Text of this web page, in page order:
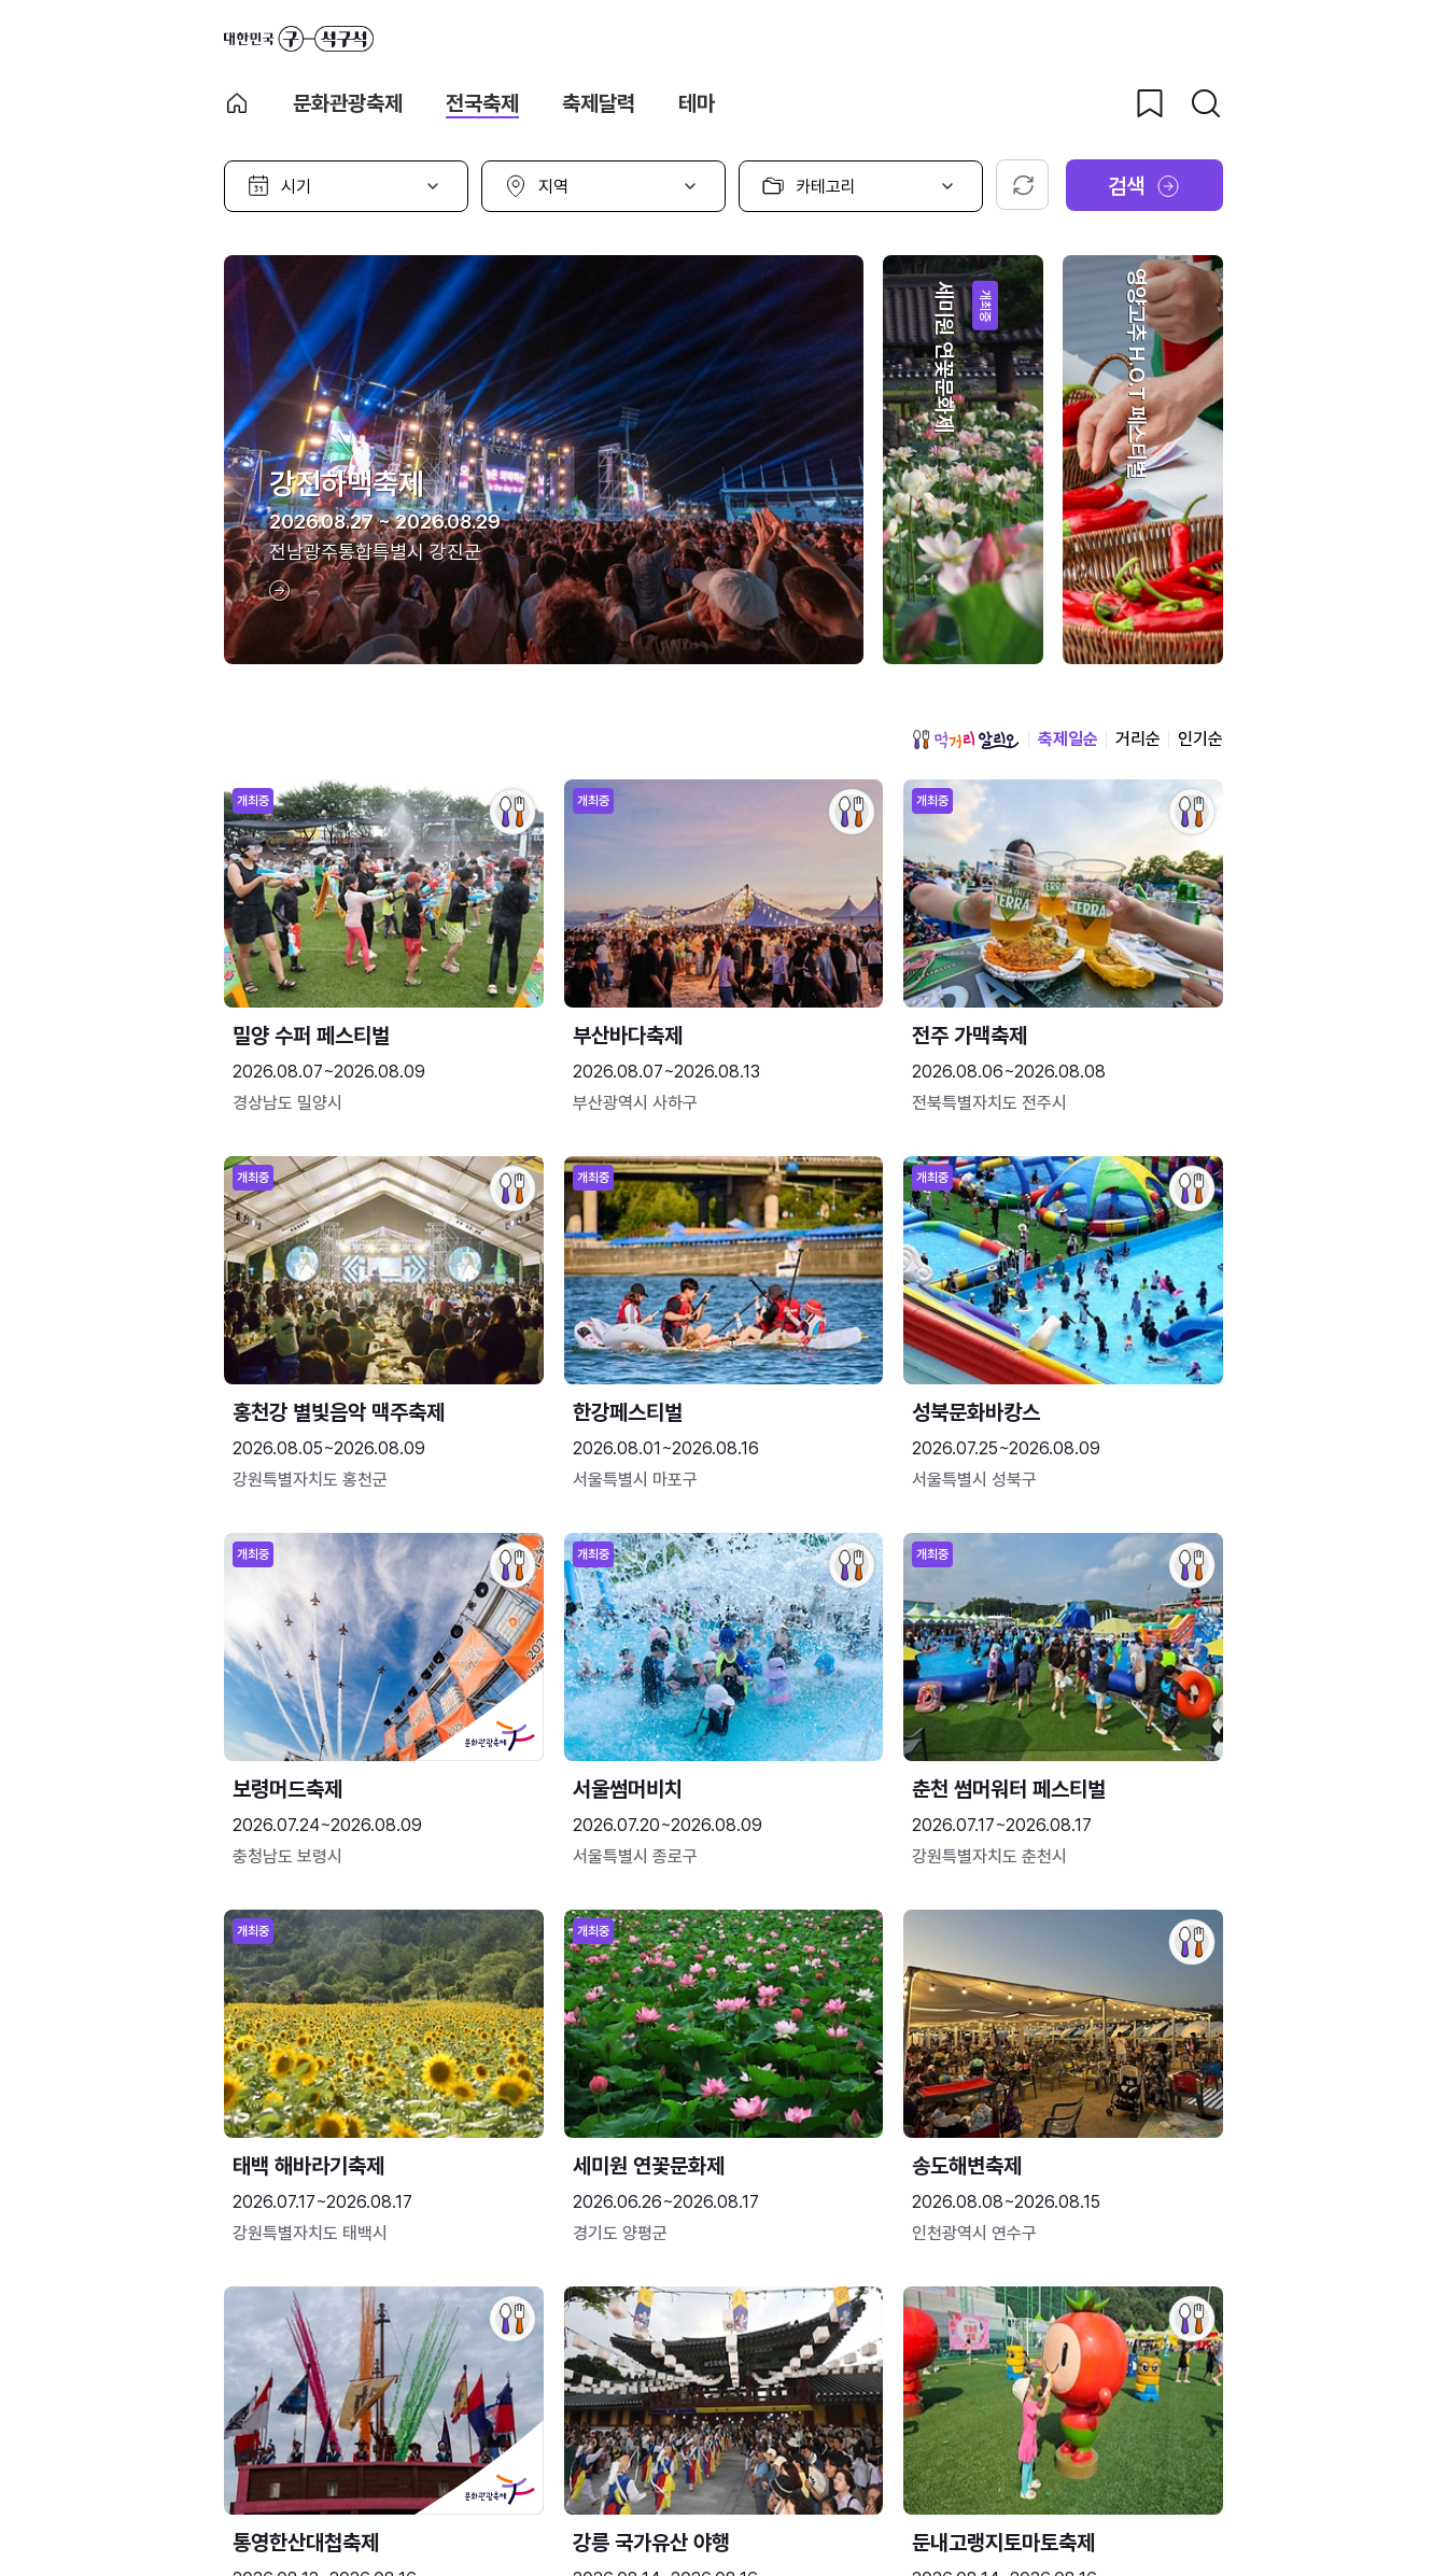
문화관광축제 전국축제 축제달력 테마
시
선
지
선
카
고
선
택
초기화 검색
강진하맥축제
2026.08.27 ~ 2026.08.29
전남광주통합특별시 강진군
개최중
세미원 연꽃문화제 영양고추 H.O.T 페스티벌
축제일순 거리순 인기순
개최중
밀양 수퍼 페스티벌
2026.08.07~2026.08.09
경상남도 밀양시
개최중
부산바다축제
2026.08.07~2026.08.13
부산광역시 사하구
개최중
전주 가맥축제
2026.08.06~2026.08.08
전북특별자치도 전주시
개최중
홍천강 별빛음악 맥주축제
2026.08.05~2026.08.09
강원특별자치도 홍천군
개최중
한강페스티벌
2026.08.01~2026.08.16
서울특별시 마포구
개최중
성북문화바캉스
2026.07.25~2026.08.09
서울특별시 성북구
개최중
보령머드축제
2026.07.24~2026.08.09
충청남도 보령시
개최중
서울썸머비치
2026.07.20~2026.08.09
서울특별시 종로구
개최중
춘천 썸머워터 페스티벌
2026.07.17~2026.08.17
강원특별자치도 춘천시
개최중
태백 해바라기축제
2026.07.17~2026.08.17
강원특별자치도 태백시
개최중
세미원 연꽃문화제
2026.06.26~2026.08.17
경기도 양평군
송도해변축제
2026.08.08~2026.08.15
인천광역시 연수구
통영한산대첩축제 강릉 국가유산 야행 둔내고랭지토마토축제